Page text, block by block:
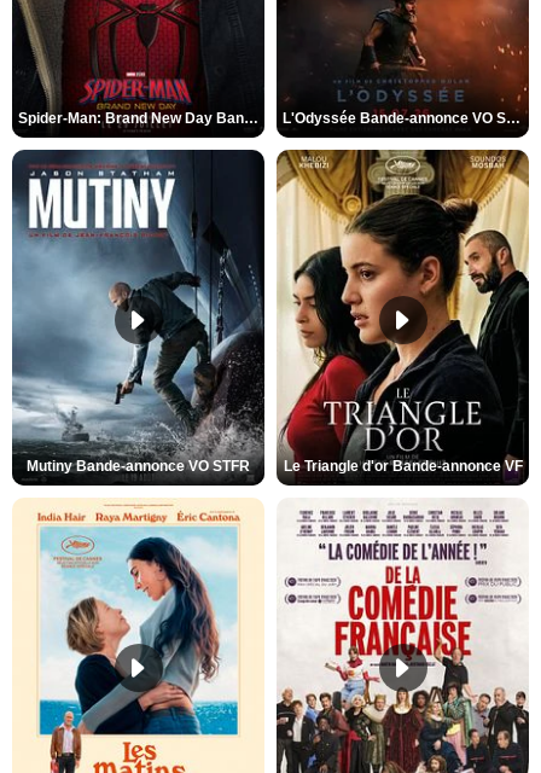
Spider-Man: Brand New Day Bande-annonce VO STFR L'Odyssée Bande-annonce VO STFR
Mutiny Bande-annonce VO STFR Le Triangle d'or Bande-annonce VF